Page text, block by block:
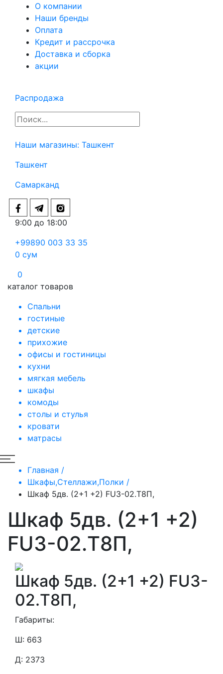
О компании
Наши бренды
Оплата
Кредит и рассрочка
Доставка и сборка
акции
Распродажа
Наши магазины: Ташкент
Ташкент
Самарканд
9:00 до 18:00
+99890 003 33 35
0 сум
0
каталог товаров
Спальни
гостиные
детские
прихожие
офисы и гостиницы
кухни
мягкая мебель
шкафы
комоды
столы и стулья
кровати
матрасы
Главная /
Шкафы,Стеллажи,Полки /
Шкаф 5дв. (2+1 +2) FU3-02.Т8П,
Шкаф 5дв. (2+1 +2)
FU3-02.Т8П,
Шкаф 5дв. (2+1 +2) FU3-
02.Т8П,
Габариты:
Ш: 663
Д: 2373